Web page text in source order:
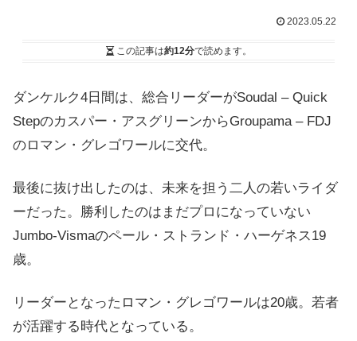
2023.05.22
この記事は約12分で読めます。
ダンケルク4日間は、総合リーダーがSoudal – Quick
Stepのカスパー・アスグリーンからGroupama – FDJ
のロマン・グレゴワールに交代。
最後に抜け出したのは、未来を担う二人の若いライダ
ーだった。勝利したのはまだプロになっていない
Jumbo-Vismaのペール・ストランド・ハーゲネス19
歳。
リーダーとなったロマン・グレゴワールは20歳。若者
が活躍する時代となっている。